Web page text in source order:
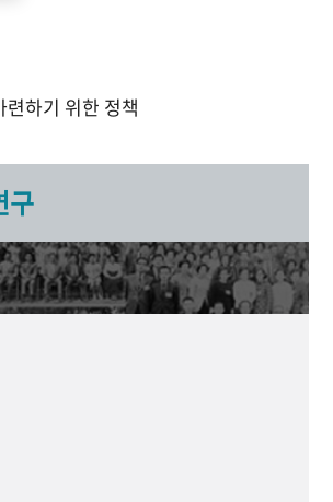
하기 위한 정책
구